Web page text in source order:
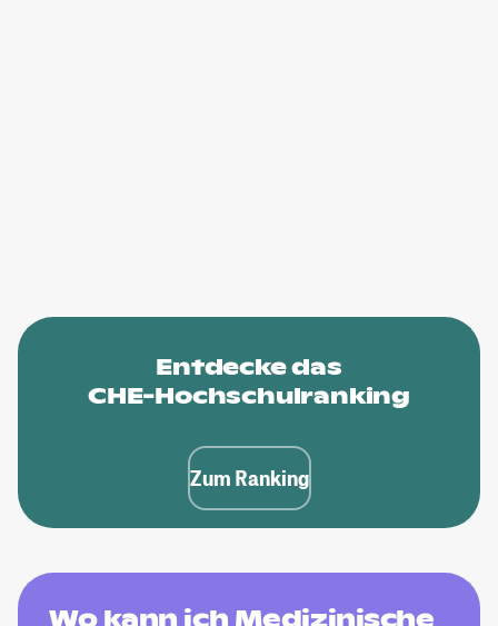
Entdecke das
CHE-Hochschulranking
Zum Ranking
Wo kann ich Medizinische